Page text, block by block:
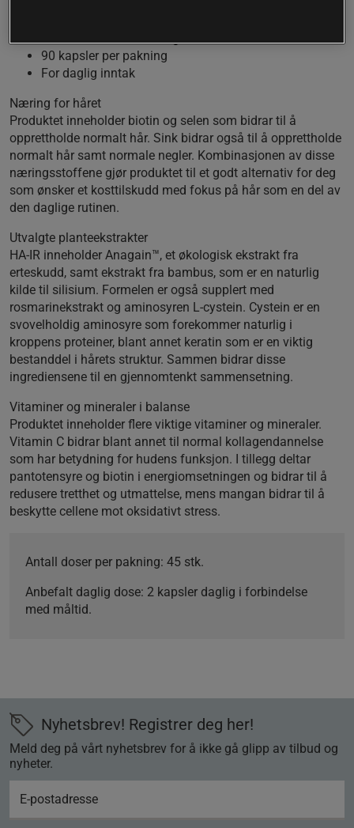
90 kapsler per pakning
For daglig inntak
Næring for håret
Produktet inneholder biotin og selen som bidrar til å
opprettholde normalt hår. Sink bidrar også til å opprettholde
normalt hår samt normale negler. Kombinasjonen av disse
næringsstoffene gjør produktet til et godt alternativ for deg
som ønsker et kosttilskudd med fokus på hår som en del av
den daglige rutinen.
Utvalgte planteekstrakter
HA-IR inneholder Anagain™, et økologisk ekstrakt fra
erteskudd, samt ekstrakt fra bambus, som er en naturlig
kilde til silisium. Formelen er også supplert med
rosmarinekstrakt og aminosyren L-cystein. Cystein er en
svovelholdig aminosyre som forekommer naturlig i
kroppens proteiner, blant annet keratin som er en viktig
bestanddel i hårets struktur. Sammen bidrar disse
ingrediensene til en gjennomtenkt sammensetning.
Vitaminer og mineraler i balanse
Produktet inneholder flere viktige vitaminer og mineraler.
Vitamin C bidrar blant annet til normal kollagendannelse
som har betydning for hudens funksjon. I tillegg deltar
pantotensyre og biotin i energiomsetningen og bidrar til å
redusere tretthet og utmattelse, mens mangan bidrar til å
beskytte cellene mot oksidativt stress.
Antall doser per pakning: 45 stk.
Anbefalt daglig dose: 2 kapsler daglig i forbindelse
med måltid.
Nyhetsbrev! Registrer deg her!
Meld deg på vårt nyhetsbrev for å ikke gå glipp av tilbud og
nyheter.